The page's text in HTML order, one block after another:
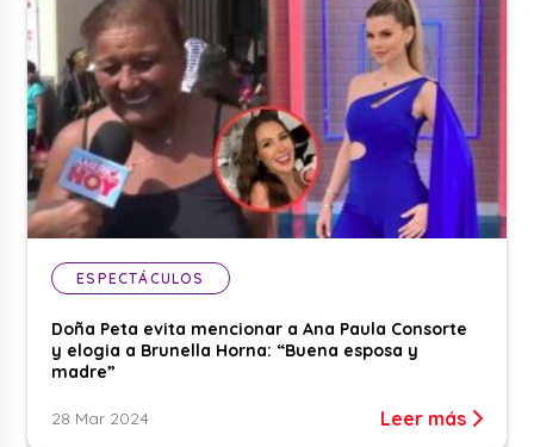
ESPECTÁCULOS
Doña Peta evita mencionar a Ana Paula Consorte
y elogia a Brunella Horna: “Buena esposa y
madre”
28 Mar 2024 Leer más